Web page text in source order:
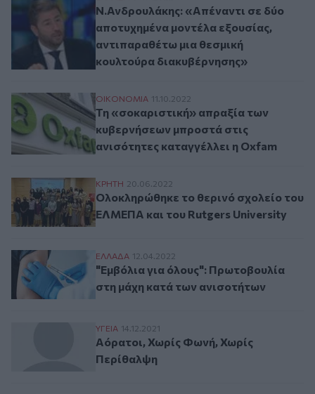
Ν.Ανδρουλάκης: «Απέναντι σε δύο
αποτυχημένα μοντέλα εξουσίας,
αντιπαραθέτω μια θεσμική
κουλτούρα διακυβέρνησης»
Τη «σοκαριστική» απραξία των
ΟΙΚΟΝΟΜΙΑ 11.10.2022
Τη «σοκαριστική» απραξία των
κυβερνήσεων μπροστά στις
ανισότητες καταγγέλλει η Oxfam
Ολοκληρώθηκε το θερινό σχολείο του
ΚΡΗΤΗ 20.06.2022
Ολοκληρώθηκε το θερινό σχολείο του
ΕΛΜΕΠΑ και του Rutgers University
"Εμβόλια για όλους": Πρωτοβουλία στη
ΕΛΛAΔΑ 12.04.2022
"Εμβόλια για όλους": Πρωτοβουλία
στη μάχη κατά των ανισοτήτων
Αόρατοι, Χωρίς Φωνή, Χωρίς Περίθαλψη
ΥΓΕΙΑ 14.12.2021
Αόρατοι, Χωρίς Φωνή, Χωρίς
Περίθαλψη